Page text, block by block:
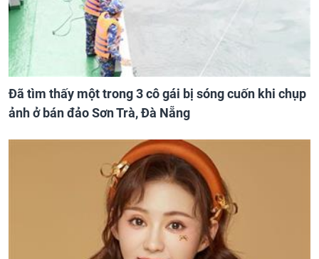
Đã tìm thấy một trong 3 cô gái bị sóng cuốn khi chụp
ảnh ở bán đảo Sơn Trà, Đà Nẵng